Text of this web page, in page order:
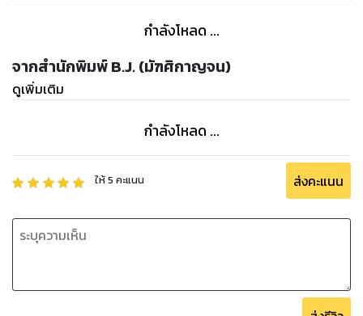
กำลังโหลด ...
จากสำนักพิมพ์ B.J. (มัฑศิกาญจน)
ดูเพิ่มเติม
กำลังโหลด ...
ให้5 คะแนน ส่งคะแนน